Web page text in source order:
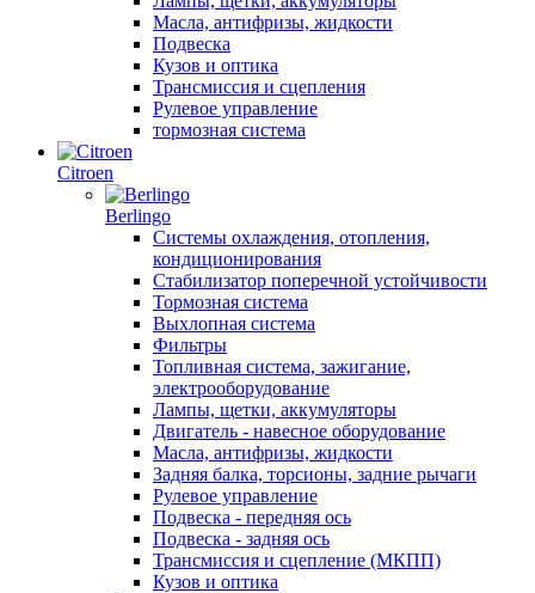
Масла, антифризы, жидкости
Подвеска
Кузов и оптика
Трансмиссия и сцепления
Рулевое управление
тормозная система
Citroen
Berlingo
Системы охлаждения, отопления,
кондиционирования
Стабилизатор поперечной устойчивости
Тормозная система
Выхлопная система
Фильтры
Топливная система, зажигание,
электрооборудование
Лампы, щетки, аккумуляторы
Двигатель - навесное оборудование
Масла, антифризы, жидкости
Задняя балка, торсионы, задние рычаги
Рулевое управление
Подвеска - передняя ось
Подвеска - задняя ось
Трансмиссия и сцепление (МКПП)
Кузов и оптика